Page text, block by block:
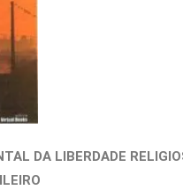
DA LIBERDADE